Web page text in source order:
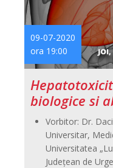
09-07-2020
ora 19:00
biologice si
Vorbitor: Dr.
Universitar,
Universitatea
Județean de